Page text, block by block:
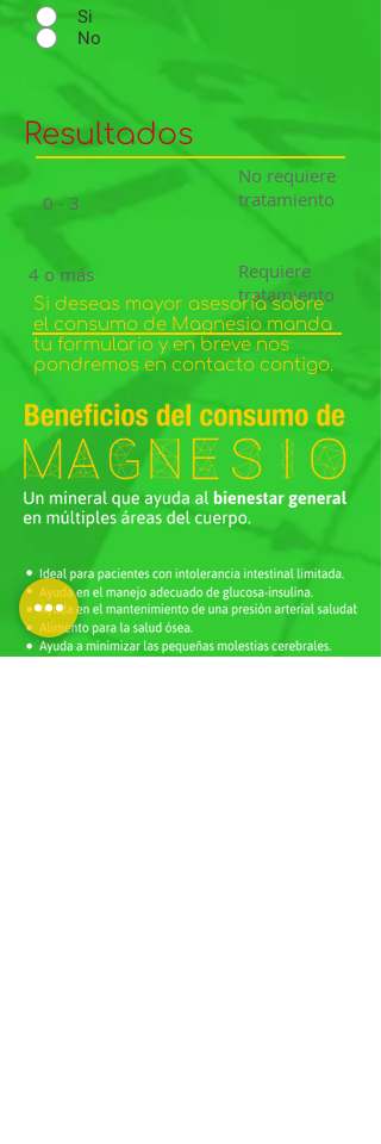
Si
No
Resultados
0 - 3
4 o más
No requiere
tratamiento
Requiere
tratamiento
Si deseas mayor asesoría sobre
el consumo de Magnesio manda
tu formulario y en breve nos
pondremos en contacto contigo.